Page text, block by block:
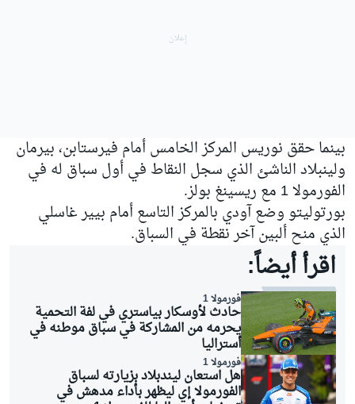
بينما حقق نوريس المركز الخامس أمام فيرستابن، بيرمان
ولينبلاد الناشئ الذي سجل النقاط في أول سباق له في
الفورمولا 1 مع ريسينغ بولز.
بورتوليتو وضع آودي بالمركز التاسع أمام بيير غاسلي
الذي منح ألبين آخر نقطة في السباق.
اقرأ أيضاً:
فورمولا 1
حادث لأوسكار بياستري في لفة التحمية
يحرمه من المشاركة في سباق موطنه في
أستراليا
فورمولا 1
هل استعان ليندبلاد بزيارته لسباق
الفورمولا إي ليظهر بأداء مدهش في